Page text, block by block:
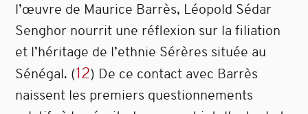
l’œuvre de Maurice Barrès, Léopold Sédar
Senghor nourrit une réflexion sur la filiation
et l’héritage de l’ethnie Sérères située au
Sénégal. (12) De ce contact avec Barrès
naissent les premiers questionnements